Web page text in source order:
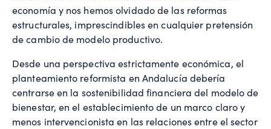
economía y nos hemos olvidado de las reformas
estructurales, imprescindibles en cualquier pretensión
de cambio de modelo productivo.
Desde una perspectiva estrictamente económica, el
planteamiento reformista en Andalucía debería
centrarse en la sostenibilidad financiera del modelo de
bienestar, en el establecimiento de un marco claro y
menos intervencionista en las relaciones entre el sector